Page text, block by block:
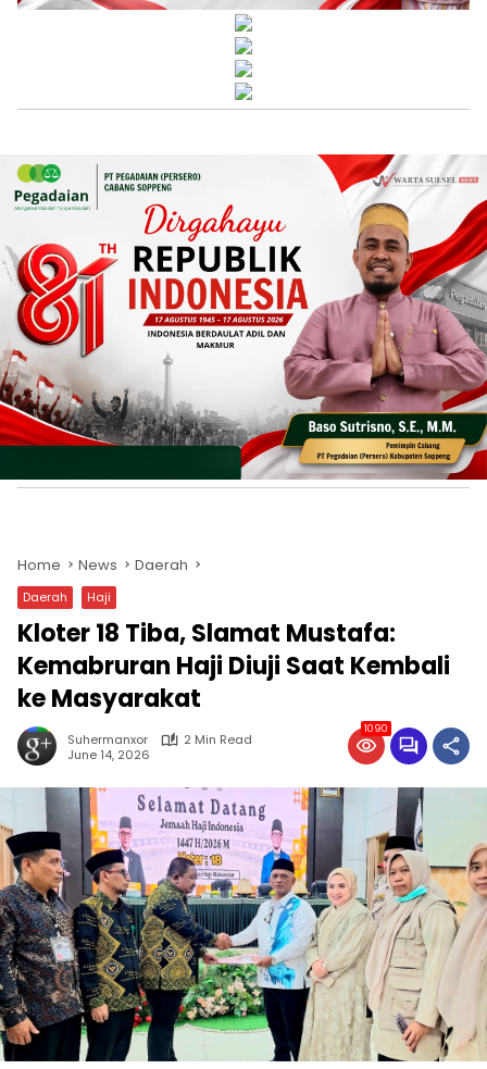
Home News Daerah
Daerah Haji
Kloter 18 Tiba, Slamat Mustafa:
Kemabruran Haji Diuji Saat Kembali
ke Masyarakat
Suhermanxor
2 Min Read
June 14, 2026
1090